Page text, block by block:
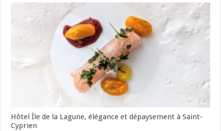
Hôtel Île de la Lagune, élégance et dépaysement à Saint-
Cyprien